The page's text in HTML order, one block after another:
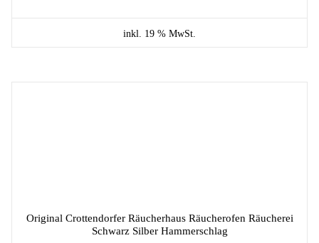
inkl. 19 % MwSt.
Original Crottendorfer Räucherhaus Räucherofen Räucherei
Schwarz Silber Hammerschlag